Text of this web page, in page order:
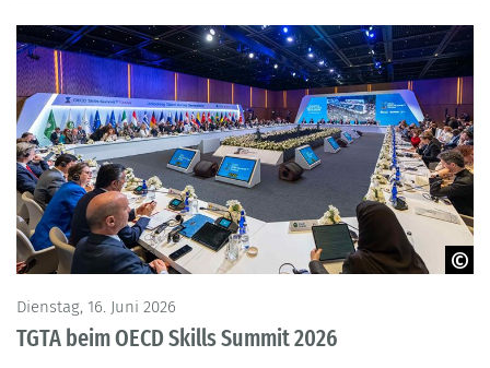
Dienstag, 16. Juni 2026
TGTA beim OECD Skills Summit 2026